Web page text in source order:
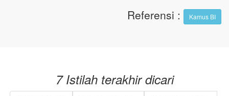
Referensi : Kamus BI
7 Istilah terakhir dicari